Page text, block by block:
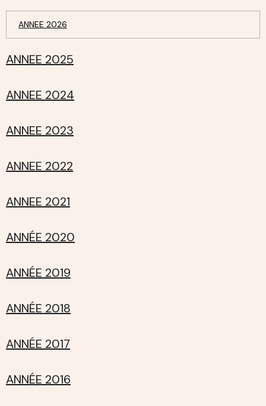
ANNEE 2026
ANNEE 2025
ANNEE 2024
ANNEE 2023
ANNEE 2022
ANNEE 2021
ANNÉE 2020
ANNÉE 2019
ANNÉE 2018
ANNÉE 2017
ANNÉE 2016